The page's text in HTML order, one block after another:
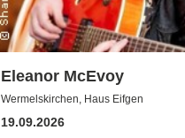
Eleanor McEvoy
Wermelskirchen, Haus Eifgen
19.09.2026